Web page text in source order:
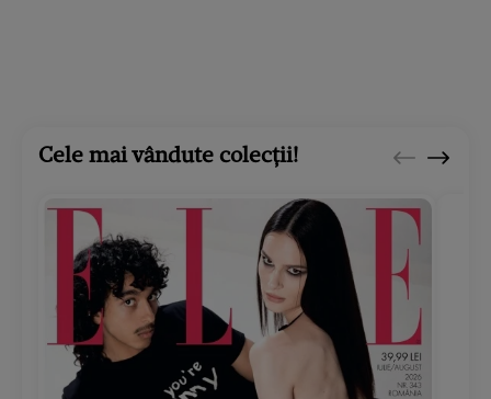
Cele mai vândute colecții!